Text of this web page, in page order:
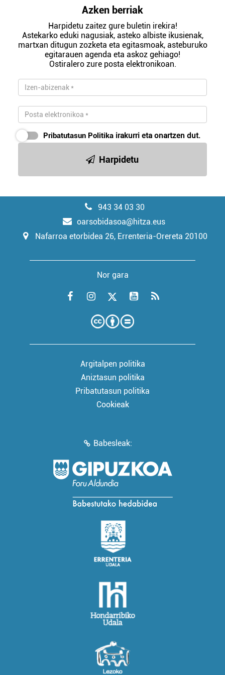
Azken berriak
Harpidetu zaitez gure buletin irekira!
Astekarko eduki nagusiak, asteko albiste ikusienak,
martxan ditugun zozketa eta egitasmoak, asteburuko
egitarauen agenda eta askoz gehiago!
Ostiralero zure posta elektronikoan.
Pribatutasun Politika irakurri eta onartzen dut.
Harpidetu
943 34 03 30
oarsobidasoa@hitza.eus
Nafarroa etorbidea 26, Errenteria-Orereta 20100
Nor gara
Argitalpen politika
Aniztasun politika
Pribatutasun politika
Cookieak
Babesleak: